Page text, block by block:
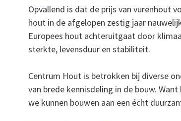
Opvallend is dat de prijs van vurenhout
hout in de afgelopen zestig jaar
Europees hout achteruitgaat door
sterkte, levensduur en stabiliteit.
Centrum Hout is betrokken bij diverse
van brede kennisdeling in de bouw.
we kunnen bouwen aan een écht